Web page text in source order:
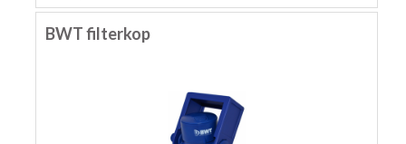
BWT filterkop